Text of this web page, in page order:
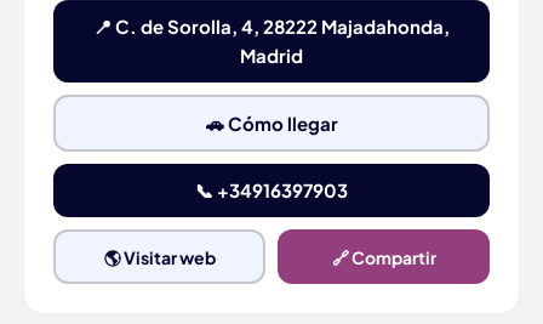
📍 C. de Sorolla, 4, 28222 Majadahonda,
Madrid
🚗 Cómo llegar
📞 +34916397903
🌎 Visitar web 🔗 Compartir